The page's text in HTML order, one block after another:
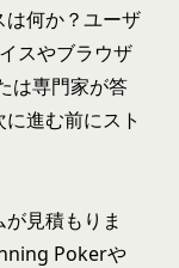
何か？ユーザ
スやブラウザ
は専門家が答
進む前にスト
見積もりま
Pokerや